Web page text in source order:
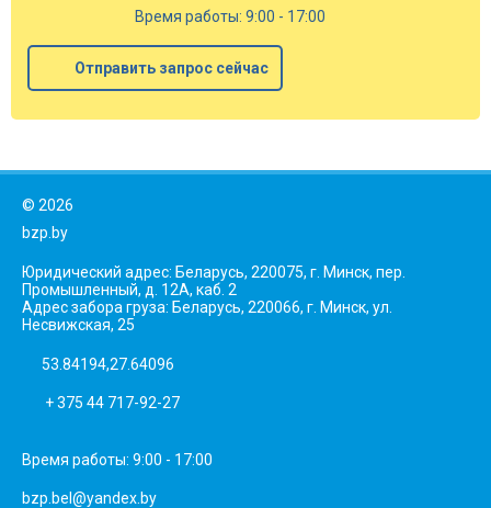
Время работы: 9:00 - 17:00
Отправить запрос сейчас
© 2026
bzp.by
Юридический адрес: Беларусь, 220075, г. Минск, пер.
Промышленный, д. 12А, каб. 2
Адрес забора груза: Беларусь, 220066, г. Минск, ул.
Несвижская, 25
53.84194,27.64096
+ 375 44 717-92-27
Время работы: 9:00 - 17:00
bzp.bel@yandex.by